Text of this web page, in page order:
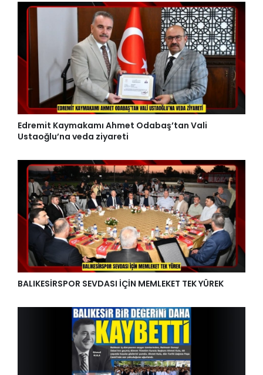
Edremit Kaymakamı Ahmet Odabaş’tan Vali
Ustaoğlu’na veda ziyareti
BALIKESİRSPOR SEVDASI İÇİN MEMLEKET TEK YÜREK